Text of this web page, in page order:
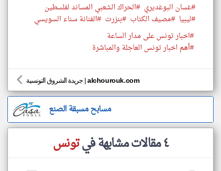
#غسان البوغديري #الحراك الشعبي المساند لفلسطين
#ليبيا #مصيف الكتاب #بنزرت #الفنانة سناء السويسي
#اخبار تونس على مدار الساعة
#أهم اخبار تونس العاجلة والمباشرة
جريدة الشروق التونسية |alchourouk.com
مسابح مسبقة الصنع
٤ مقالات مشابهة في تونس